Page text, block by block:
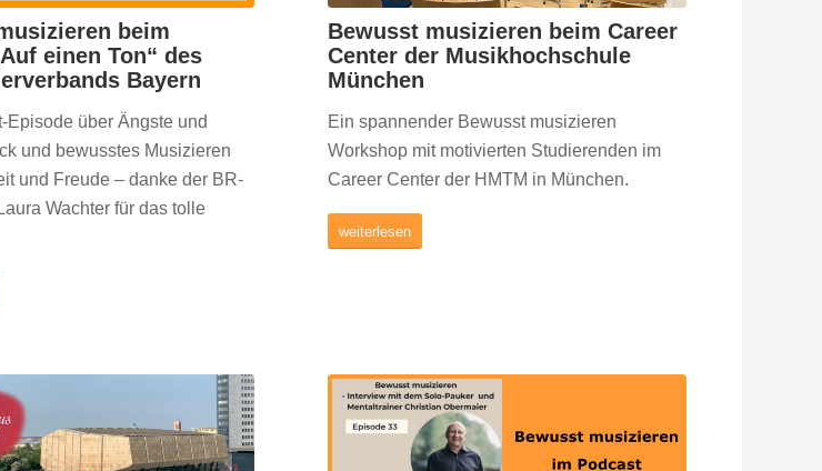
beim
einen Ton“ des
Bayern
Episode über Ängste und
und bewusstes Musizieren
und Freude – danke der BR-
Wachter für das tolle
Bewusst musizieren beim Career
Center der Musikhochschule
München
Ein spannender Bewusst musizieren
Workshop mit motivierten Studierenden im
Career Center der HMTM in München.
weiterlesen